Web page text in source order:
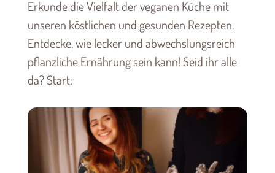
Erkunde die Vielfalt der veganen Küche mit
unseren köstlichen und gesunden Rezepten.
Entdecke, wie lecker und abwechslungsreich
pflanzliche Ernährung sein kann! Seid ihr alle
da? Start: